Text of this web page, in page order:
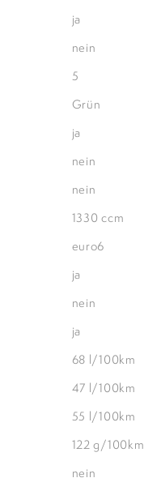
ja
nein
5
Grün
ja
nein
nein
1330 ccm
euro6
ja
nein
ja
68 l/100km
47 l/100km
55 l/100km
122 g/100km
nein